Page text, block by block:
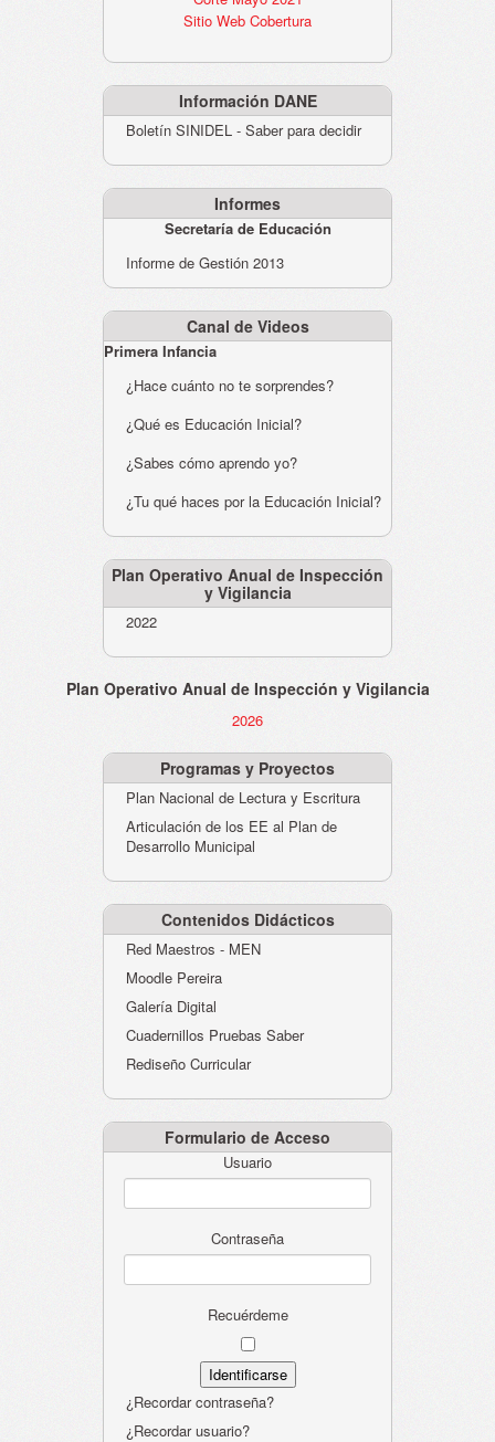
Sitio Web Cobertura
Información DANE
Boletín SINIDEL - Saber para decidir
Informes
Secretaría de Educación
Informe de Gestión 2013
Canal de Videos
Primera Infancia
¿Hace cuánto no te sorprendes?
¿Qué es Educación Inicial?
¿Sabes cómo aprendo yo?
¿Tu qué haces por la Educación Inicial?
Plan Operativo Anual de Inspección
y Vigilancia
2022
Plan Operativo Anual de Inspección y Vigilancia
2026
Programas y Proyectos
Plan Nacional de Lectura y Escritura
Articulación de los EE al Plan de
Desarrollo Municipal
Contenidos Didácticos
Red Maestros - MEN
Moodle Pereira
Galería Digital
Cuadernillos Pruebas Saber
Rediseño Curricular
Formulario de Acceso
Usuario
Contraseña
Recuérdeme
¿Recordar contraseña?
¿Recordar usuario?